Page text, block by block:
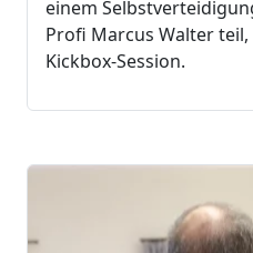
einem
Profi Marcus Walter
Kickbox-Session.